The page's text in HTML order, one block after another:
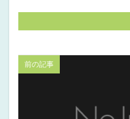
前の記事